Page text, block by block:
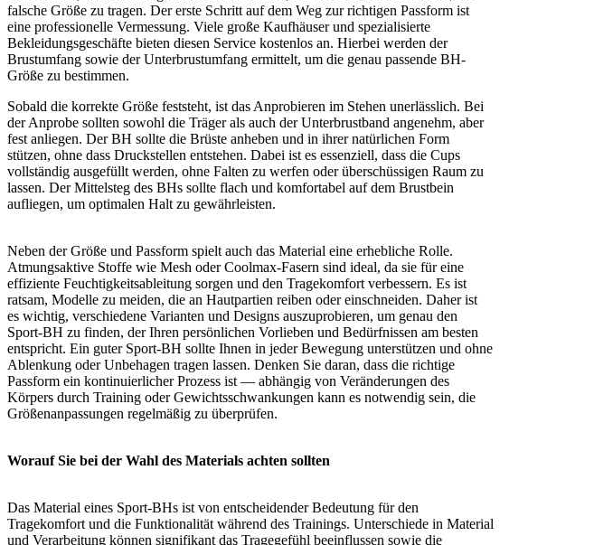
falsche Größe zu tragen. Der erste Schritt auf dem Weg zur richtigen Passform ist
eine professionelle Vermessung. Viele große Kaufhäuser und spezialisierte
Bekleidungsgeschäfte bieten diesen Service kostenlos an. Hierbei werden der
Brustumfang sowie der Unterbrustumfang ermittelt, um die genau passende BH-
Größe zu bestimmen.
Sobald die korrekte Größe feststeht, ist das Anprobieren im Stehen unerlässlich. Bei
der Anprobe sollten sowohl die Träger als auch der Unterbrustband angenehm, aber
fest anliegen. Der BH sollte die Brüste anheben und in ihrer natürlichen Form
stützen, ohne dass Druckstellen entstehen. Dabei ist es essenziell, dass die Cups
vollständig ausgefüllt werden, ohne Falten zu werfen oder überschüssigen Raum zu
lassen. Der Mittelsteg des BHs sollte flach und komfortabel auf dem Brustbein
aufliegen, um optimalen Halt zu gewährleisten.
Neben der Größe und Passform spielt auch das Material eine erhebliche Rolle.
Atmungsaktive Stoffe wie Mesh oder Coolmax-Fasern sind ideal, da sie für eine
effiziente Feuchtigkeitsableitung sorgen und den Tragekomfort verbessern. Es ist
ratsam, Modelle zu meiden, die an Hautpartien reiben oder einschneiden. Daher ist
es wichtig, verschiedene Varianten und Designs auszuprobieren, um genau den
Sport-BH zu finden, der Ihren persönlichen Vorlieben und Bedürfnissen am besten
entspricht. Ein guter Sport-BH sollte Ihnen in jeder Bewegung unterstützen und ohne
Ablenkung oder Unbehagen tragen lassen. Denken Sie daran, dass die richtige
Passform ein kontinuierlicher Prozess ist — abhängig von Veränderungen des
Körpers durch Training oder Gewichtsschwankungen kann es notwendig sein, die
Größenanpassungen regelmäßig zu überprüfen.
Worauf Sie bei der Wahl des Materials achten sollten
Das Material eines Sport-BHs ist von entscheidender Bedeutung für den
Tragekomfort und die Funktionalität während des Trainings. Unterschiede in Material
und Verarbeitung können signifikant das Tragegefühl beeinflussen sowie die